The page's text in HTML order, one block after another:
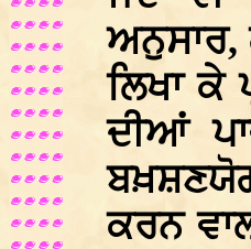
ਅਨੁਸਾਰ,
ਲਿਖਾ ਕੇ
ਦੀਆਂ
ਕਰਨ